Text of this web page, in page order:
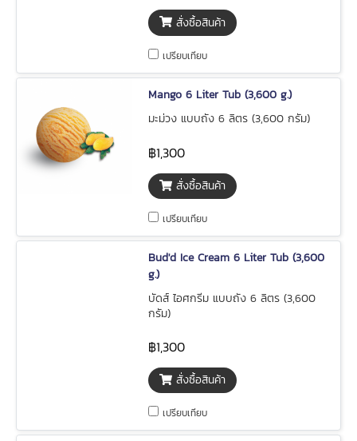
สั่งซื้อสินค้า
เปรียบเทียบ
Mango 6 Liter Tub (3,600 g.)
มะม่วง แบบถัง 6 ลิตร (3,600 กรัม)
฿1,300
สั่งซื้อสินค้า
เปรียบเทียบ
Bud'd Ice Cream 6 Liter Tub (3,600
g.)
บัดส์ ไอศกรีม แบบถัง 6 ลิตร (3,600
กรัม)
฿1,300
สั่งซื้อสินค้า
เปรียบเทียบ